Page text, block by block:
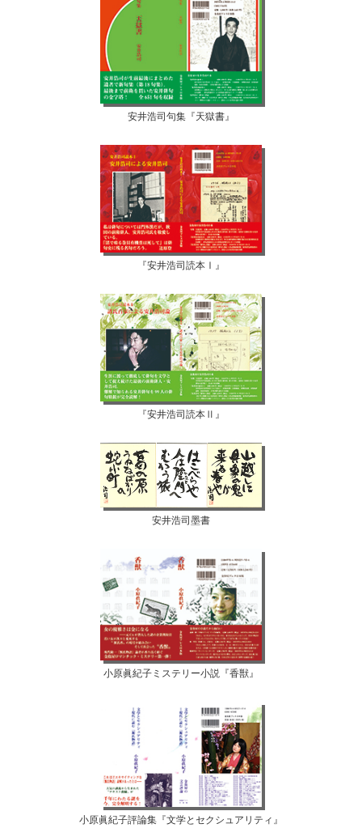
安井浩司句集『天獄書』
『安井浩司読本Ⅰ』
『安井浩司読本Ⅱ』
安井浩司墨書
小原眞紀子ミステリー小説『香獣』
小原眞紀子評論集『文学とセクシュアリティ』